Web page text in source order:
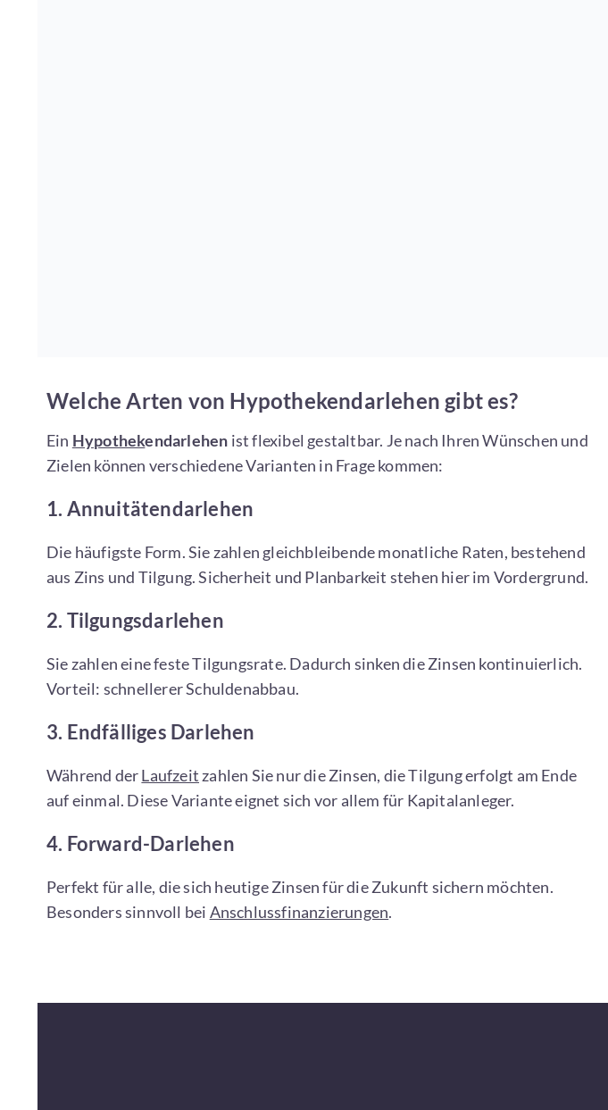
Welche Arten von Hypothekendarlehen gibt es?
Ein Hypothekendarlehen ist flexibel gestaltbar. Je nach Ihren Wünschen und
Zielen können verschiedene Varianten in Frage kommen:
1. Annuitätendarlehen
Die häufigste Form. Sie zahlen gleichbleibende monatliche Raten, bestehend
aus Zins und Tilgung. Sicherheit und Planbarkeit stehen hier im Vordergrund.
2. Tilgungsdarlehen
Sie zahlen eine feste Tilgungsrate. Dadurch sinken die Zinsen kontinuierlich.
Vorteil: schnellerer Schuldenabbau.
3. Endfälliges Darlehen
Während derLaufzeit zahlen Sie nur die Zinsen, die Tilgung erfolgt am Ende
auf einmal. Diese Variante eignet sich vor allem für Kapitalanleger.
4. Forward-Darlehen
Perfekt für alle, die sich heutige Zinsen für die Zukunft sichern möchten.
Besonders sinnvoll bei Anschlussfinanzierungen.